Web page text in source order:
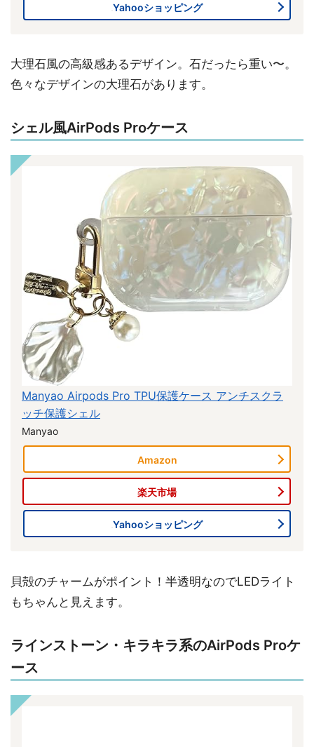
Yahooショッピング
大理石風の高級感あるデザイン。石だったら重い〜。
色々なデザインの大理石があります。
シェル風AirPods Proケース
Manyao Airpods Pro TPU保護ケース アンチスクラ
ッチ保護シェル
Manyao
Amazon
楽天市場
Yahooショッピング
貝殻のチャームがポイント！半透明なのでLEDライト
もちゃんと見えます。
ラインストーン・キラキラ系のAirPods Proケ
ース